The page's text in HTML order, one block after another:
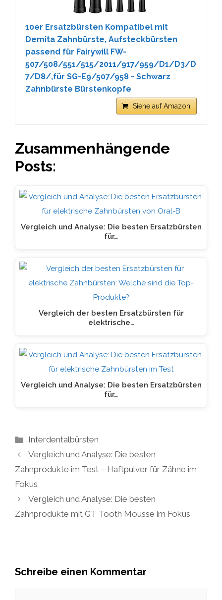
10er Ersatzbürsten Kompatibel mit
Demita Zahnbürste, Aufsteckbürsten
passend für Fairywill FW-
507/508/551/515/2011/917/959/D1/D3/D
7/D8/,für SG-E9/507/958 - Schwarz
Zahnbürste Bürstenkopfe
Siehe auf Amazon
Zusammenhängende
Posts:
Vergleich und Analyse: Die besten Ersatzbürsten
für…
Vergleich der besten Ersatzbürsten für
elektrische…
Vergleich und Analyse: Die besten Ersatzbürsten
für…
Kategorien
Interdentalbürsten
Vergleich und Analyse: Die besten
Zahnprodukte im Test – Haftpulver für Zähne im
Fokus
Vergleich und Analyse: Die besten
Zahnprodukte mit GT Tooth Mousse im Fokus
Schreibe einen Kommentar